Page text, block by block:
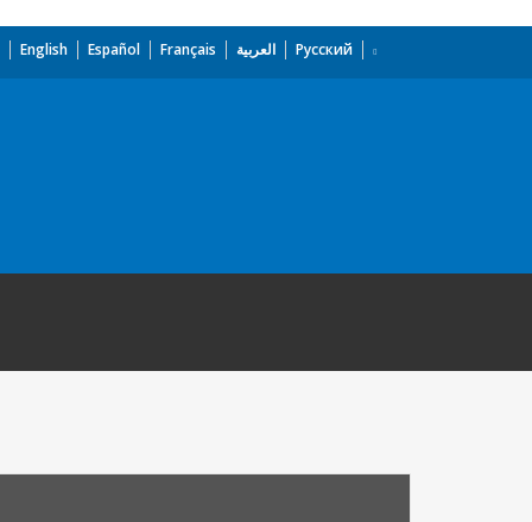
English Español Français العربية Русский